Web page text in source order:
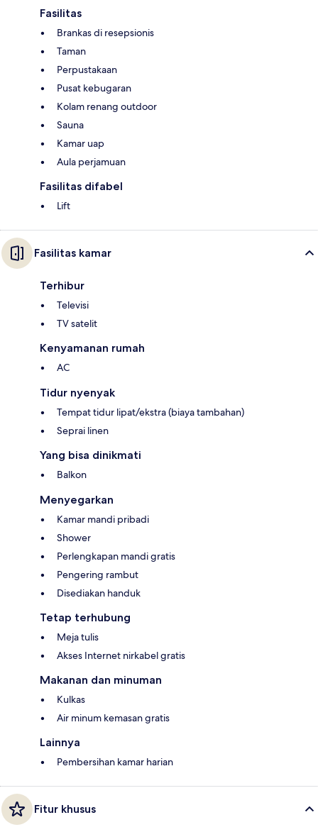
Fasilitas
Brankas di resepsionis
Taman
Perpustakaan
Pusat kebugaran
Kolam renang outdoor
Sauna
Kamar uap
Aula perjamuan
Fasilitas difabel
Lift
Fasilitas kamar
Terhibur
Televisi
TV satelit
Kenyamanan rumah
AC
Tidur nyenyak
Tempat tidur lipat/ekstra (biaya tambahan)
Seprai linen
Yang bisa dinikmati
Balkon
Menyegarkan
Kamar mandi pribadi
Shower
Perlengkapan mandi gratis
Pengering rambut
Disediakan handuk
Tetap terhubung
Meja tulis
Akses Internet nirkabel gratis
Makanan dan minuman
Kulkas
Air minum kemasan gratis
Lainnya
Pembersihan kamar harian
Fitur khusus